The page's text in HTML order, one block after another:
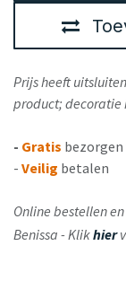
Prijs heeft
product; decoratie
- Gratis bezorgen
- Veilig betalen
Online bestellen
Benissa - Klikhier